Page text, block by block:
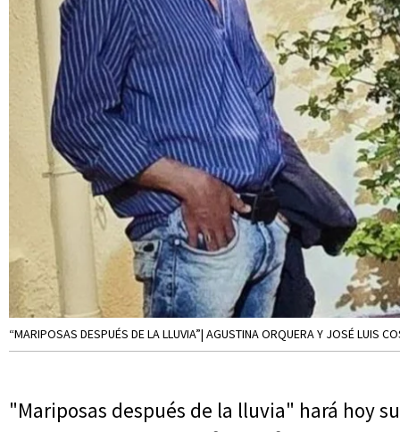
“MARIPOSAS DESPUÉS DE LA LLUVIA”| AGUSTINA ORQUERA Y JOSÉ LUIS
"Mariposas después de la lluvia" hará hoy